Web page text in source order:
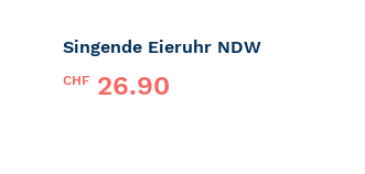
Singende Eieruhr NDW
CHF 26.90